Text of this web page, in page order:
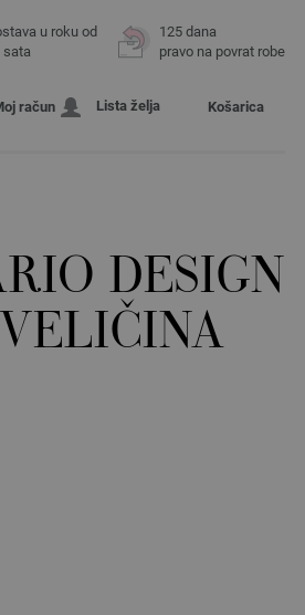
u roku od
sata
125 dana
pravo na povrat robe
račun Lista želja Košarica
DESIGN